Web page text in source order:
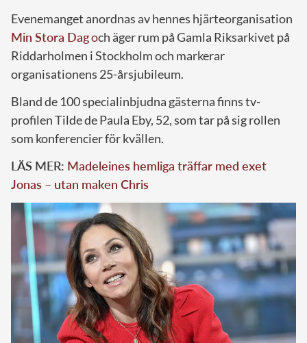
Evenemanget anordnas av hennes hjärteorganisation
Min Stora Dagoch äger rum på Gamla Riksarkivet på
Riddarholmen i Stockholm och markerar
organisationens 25-årsjubileum.
Bland de 100 specialinbjudna gästerna finns tv-
profilen Tilde de Paula Eby, 52, som tar på sig rollen
som konferencier för kvällen.
LÄS MER: Madeleines hemliga träffar med exet
Jonas – utan maken Chris